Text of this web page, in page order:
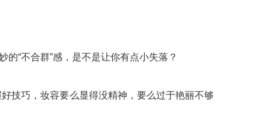
“不合群”感，是不是让你有点小失落？
技巧，妆容要么显得没精神，要么过于艳丽不够